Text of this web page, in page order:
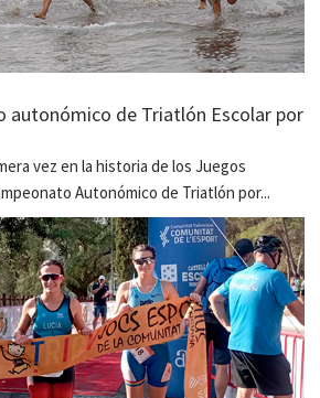
autonómico de Triatlón Escolar por
vez en la historia de los Juegos
Autonómico de Triatlón por...